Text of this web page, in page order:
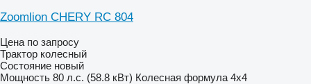
Zoomlion CHERY RC 804
Цена по запросу
Трактор колесный
Состояние новый
Мощность 80 л.с. (58.8 кВт) Колесная формула 4x4